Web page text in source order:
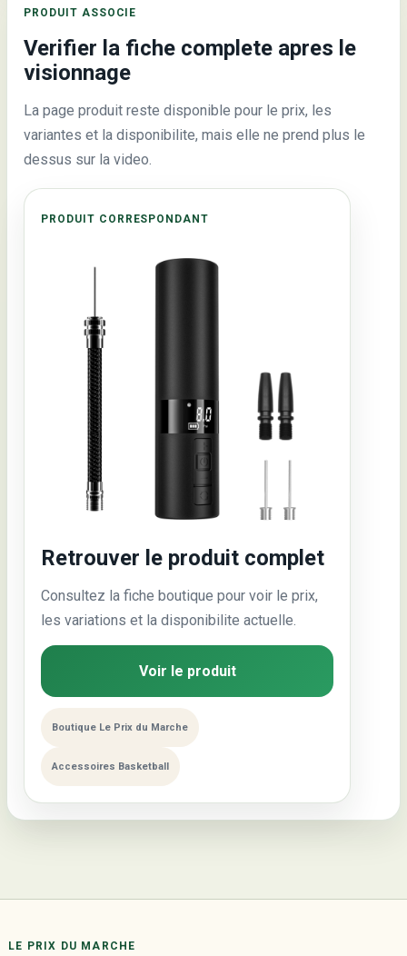
PRODUIT ASSOCIE
Verifier la fiche complete apres le
visionnage
La page produit reste disponible pour le prix, les
variantes et la disponibilite, mais elle ne prend plus le
dessus sur la video.
PRODUIT CORRESPONDANT
Retrouver le produit complet
Consultez la fiche boutique pour voir le prix,
les variations et la disponibilite actuelle.
Voir le produit
Boutique Le Prix du Marche
Accessoires Basketball
LE PRIX DU MARCHE